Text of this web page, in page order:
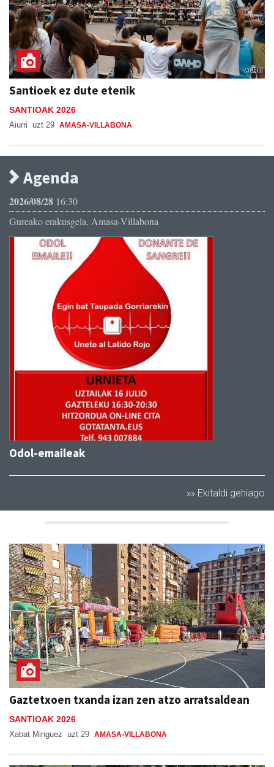
Santioek ez dute etenik
SANTIOAK 2026
Aiurri uzt 29 AMASA-VILLABONA
Agenda
2026/08/28 16:30
Gureako erakusgela, Amasa-Villabona
Odol-emaileak
»» Ekitaldi gehiago
Gaztetxoen txanda izan zen atzo arratsaldean
SANTIOAK 2026
Xabat Minguez uzt 29 AMASA-VILLABONA